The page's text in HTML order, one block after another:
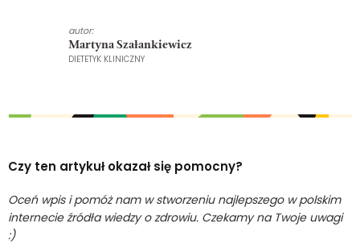
autor:
Martyna Szałankiewicz
DIETETYK KLINICZNY
Czy ten artykuł okazał się pomocny?
Oceń wpis i pomóż nam w stworzeniu najlepszego w polskim
internecie źródła wiedzy o zdrowiu. Czekamy na Twoje uwagi
:)